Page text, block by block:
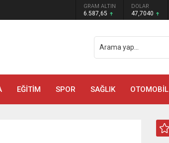
İçeride? GRAM ALTIN
6.587,65
DOLAR
47,7040
EĞİTİM SPOR SAĞLIK OTOMOBİL